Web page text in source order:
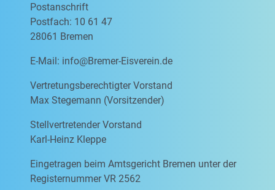
Postanschrift
Postfach: 10 61 47
28061 Bremen
E-Mail: info@Bremer-Eisverein.de
Vertretungsberechtigter Vorstand
Max Stegemann (Vorsitzender)
Stellvertretender Vorstand
Karl-Heinz Kleppe
Eingetragen beim Amtsgericht Bremen unter der
Registernummer VR 2562